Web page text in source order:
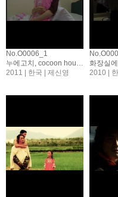
No.O0006_1
누에고치, cocoon house
2011 | 한국 | 제신영
화장실
2010 |